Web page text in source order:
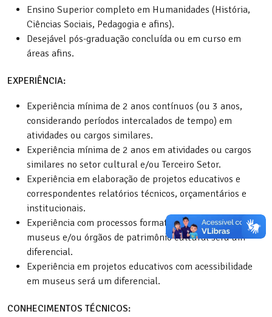
Ensino Superior completo em Humanidades (História,
Ciências Sociais, Pedagogia e afins).
Desejável pós-graduação concluída ou em curso em
áreas afins.
EXPERIÊNCIA:
Experiência mínima de 2 anos contínuos (ou 3 anos,
considerando períodos intercalados de tempo) em
atividades ou cargos similares.
Experiência mínima de 2 anos em atividades ou cargos
similares no setor cultural e/ou Terceiro Setor.
Experiência em elaboração de projetos educativos e
correspondentes relatórios técnicos, orçamentários e
institucionais.
Experiência com processos formativos relacionados a
museus e/ou órgãos de patrimônio cultural será um
diferencial.
Experiência em projetos educativos com acessibilidade
em museus será um diferencial.
CONHECIMENTOS TÉCNICOS: